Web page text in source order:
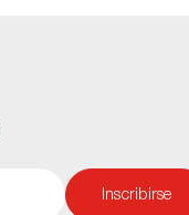
Inscribirse